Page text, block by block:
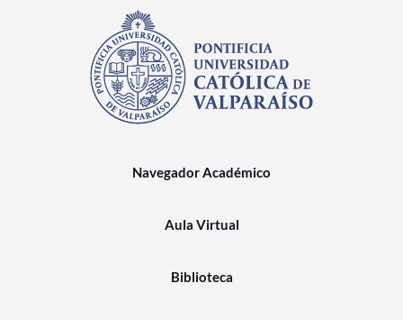
Navegador Académico
Aula Virtual
Biblioteca